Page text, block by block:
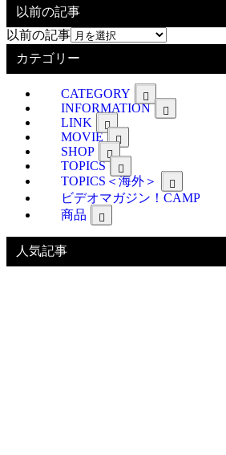
以前の記事
以前の記事
カテゴリー
CATEGORY
INFORMATION
LINK
MOVIE
SHOP
TOPICS
TOPICS＜海外＞
ビデオマガジン！CAMP
商品
人気記事